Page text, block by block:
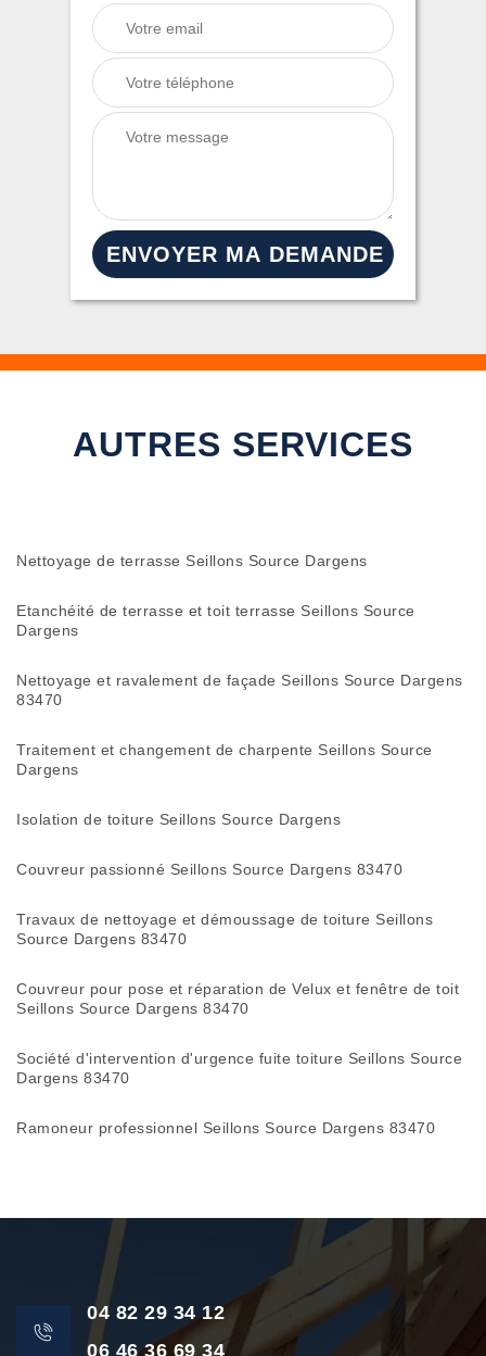
AUTRES SERVICES
Nettoyage de terrasse Seillons Source Dargens
Etanchéité de terrasse et toit terrasse Seillons Source
Dargens
Nettoyage et ravalement de façade Seillons Source Dargens
83470
Traitement et changement de charpente Seillons Source
Dargens
Isolation de toiture Seillons Source Dargens
Couvreur passionné Seillons Source Dargens 83470
Travaux de nettoyage et démoussage de toiture Seillons
Source Dargens 83470
Couvreur pour pose et réparation de Velux et fenêtre de toit
Seillons Source Dargens 83470
Société d'intervention d'urgence fuite toiture Seillons Source
Dargens 83470
Ramoneur professionnel Seillons Source Dargens 83470
04 82 29 34 12
06 46 36 69 34